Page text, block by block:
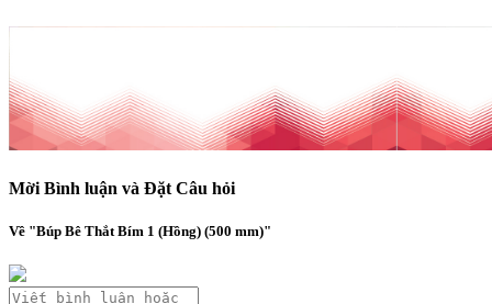
Mời Bình luận và Đặt Câu hỏi
Về "Búp Bê Thắt Bím 1 (Hồng) (500 mm)"